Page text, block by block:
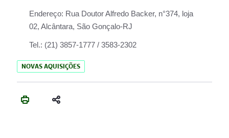
Endereço: Rua Doutor Alfredo Backer, n°374, loja
02, Alcântara, São Gonçalo-RJ
Tel.: (21) 3857-1777 / 3583-2302
NOVAS AQUISIÇÕES